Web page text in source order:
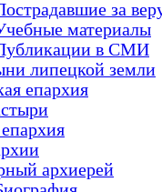
за
материалы
в СМИ
липецкой земли
епархия
архиерей